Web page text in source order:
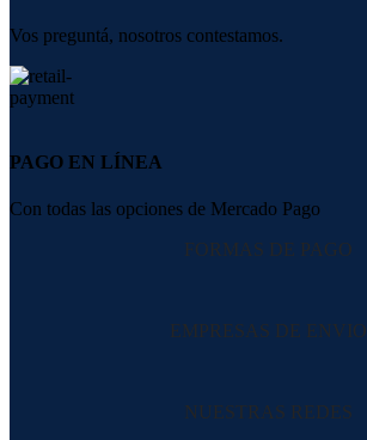
Vos preguntá, nosotros contestamos.
PAGO EN LÍNEA
Con todas las opciones de Mercado Pago
FORMAS DE PAGO
EMPRESAS DE ENVIO
NUESTRAS REDES